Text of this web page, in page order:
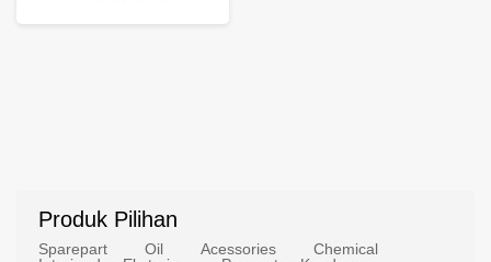
Produk Pilihan
Sparepart Oil Acessories
Chemical